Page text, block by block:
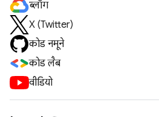
ब्लॉग
X (Twitter)
कोड नमूने
कोड लैब
वीडियो